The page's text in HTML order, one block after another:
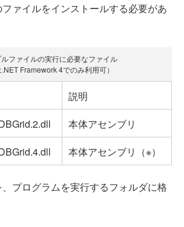
ァイルをインストールする必要があ
ファイルの実行に必要なファイル
.NET Framework 4でのみ利用可）
説明
本体アセンブリ
本体アセンブリ（※）
プログラムを実行するフォルダに格